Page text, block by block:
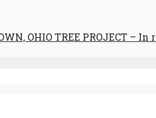
OHIO TREE PROJECT –